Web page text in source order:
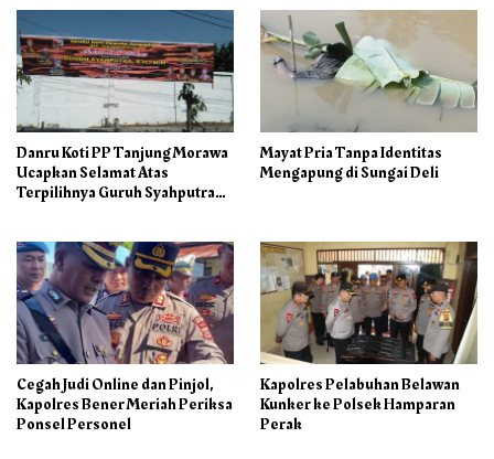
Danru Koti PP Tanjung Morawa
Ucapkan Selamat Atas
Terpilihnya Guruh Syahputra
Mayat Pria Tanpa Identitas
Mengapung di Sungai Deli
Cegah Judi Online dan Pinjol,
Kapolres Bener Meriah Periksa
Ponsel Personel
Kapolres Pelabuhan Belawan
Kunker ke Polsek Hamparan
Perak